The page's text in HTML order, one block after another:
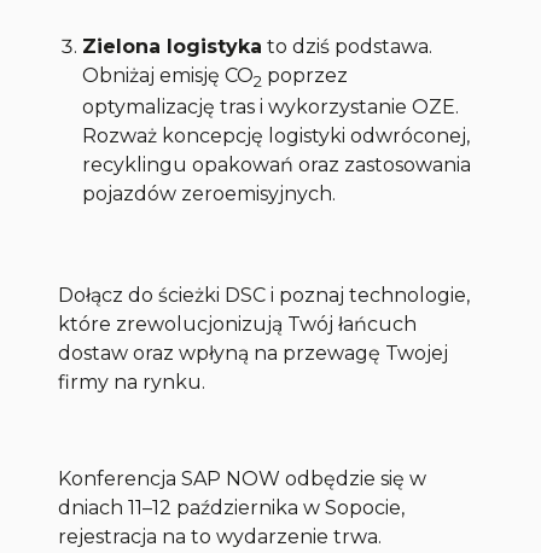
Zielona logistyka to dziś podstawa.
Obniżaj emisję CO2 poprzez
optymalizację tras i wykorzystanie OZE.
Rozważ koncepcję logistyki odwróconej,
recyklingu opakowań oraz zastosowania
pojazdów zeroemisyjnych.
Dołącz do ścieżki DSC i poznaj technologie,
które zrewolucjonizują Twój łańcuch
dostaw oraz wpłyną na przewagę Twojej
firmy na rynku.
Konferencja SAP NOW odbędzie się w
dniach 11–12 października w Sopocie,
rejestracja na to wydarzenie trwa.